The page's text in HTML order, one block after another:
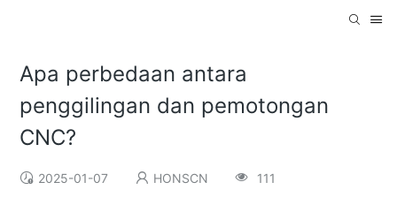
Apa perbedaan antara
penggilingan dan pemotongan
CNC?
2025-01-07 HONSCN 111